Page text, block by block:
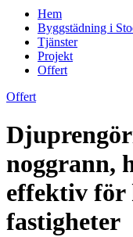
Hem
Byggstädning i
Tjänster
Projekt
Offert
Offert
noggrann,
effektiv för
fastigheter